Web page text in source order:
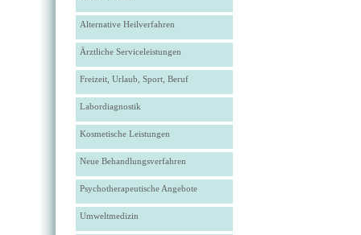
Alternative Heilverfahren
Ärztliche Serviceleistungen
Freizeit, Urlaub, Sport, Beruf
Labordiagnostik
Kosmetische Leistungen
Neue Behandlungsverfahren
Psychotherapeutische Angebote
Umweltmedizin